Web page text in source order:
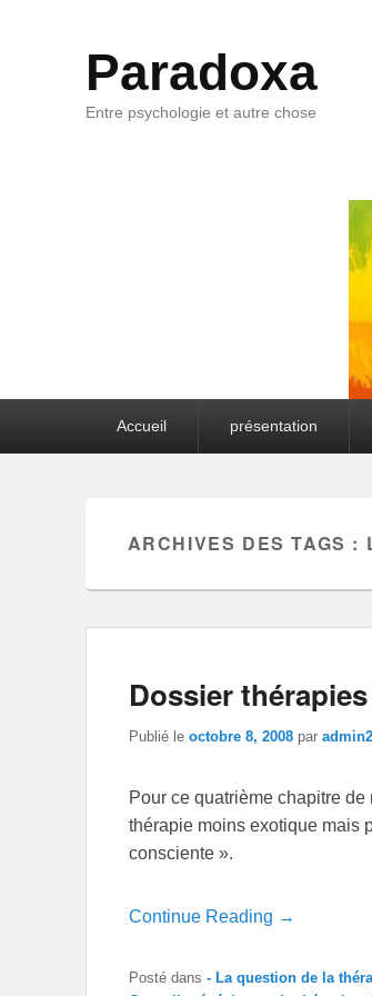
Paradoxa
Entre psychologie et autre chose
Accueil présentation
ARCHIVES DES TAGS :
Dossier
Publié le octobre 8, 2008 par
Pour ce quatrième chapitre
thérapie moins exotique mais
consciente ».
Continue Reading →
Posté dans - La question de la